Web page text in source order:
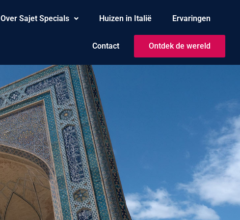
Over Sajet Specials Huizen in Italië Ervaringen
Contact Ontdek de wereld